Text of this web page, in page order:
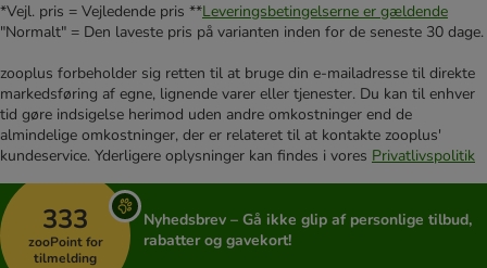
*Vejl. pris = Vejledende pris **Leveringsbetingelserne er gældende
"Normalt" = Den laveste pris på varianten inden for de seneste 30 dage.
zooplus forbeholder sig retten til at bruge din e-mailadresse til direkte
markedsføring af egne, lignende varer eller tjenester. Du kan til enhver
tid gøre indsigelse herimod uden andre omkostninger end de
almindelige omkostninger, der er relateret til at kontakte zooplus'
kundeservice. Yderligere oplysninger kan findes i vores Privatlivspolitik
333
zooPoint for
tilmelding
Nyhedsbrev – Gå ikke glip af personlige tilbud,
rabatter og gavekort!